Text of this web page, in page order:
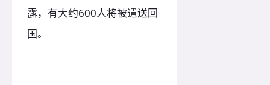
露，有大约600人将被遣送回
国。